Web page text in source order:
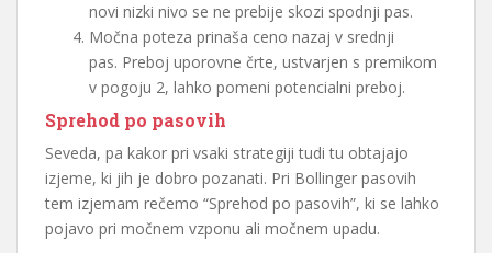
novi nizki nivo se ne prebije skozi spodnji pas.
Močna poteza prinaša ceno nazaj v srednji
pas. Preboj uporovne črte, ustvarjen s premikom
v pogoju 2, lahko pomeni potencialni preboj.
Sprehod po pasovih
Seveda, pa kakor pri vsaki strategiji tudi tu obtajajo
izjeme, ki jih je dobro pozanati. Pri Bollinger pasovih
tem izjemam rečemo “Sprehod po pasovih”, ki se lahko
pojavo pri močnem vzponu ali močnem upadu.